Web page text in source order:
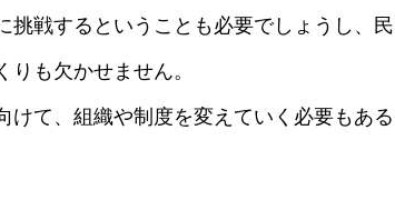
挑戦するということも必要でしょうし、民
も欠かせません。
て、組織や制度を変えていく必要もある